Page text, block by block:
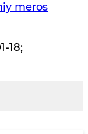
meros
18;